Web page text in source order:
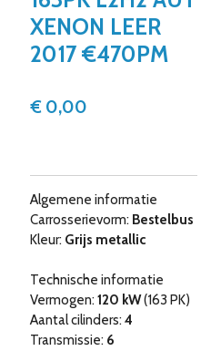
XENON LEER
2017 €470PM
€ 0,00
Algemene informatie
Carrosserievorm: Bestelbus
Kleur: Grijs metallic
Technische informatie
Vermogen: 120 kW(163 PK)
Aantal cilinders: 4
Transmissie: 6